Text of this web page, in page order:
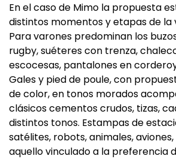
En el caso de Mimo la propuesta
distintos momentos y etapas de la
Para varones predominan los
rugby, suéteres con trenza,
escocesas, pantalones en
Gales y pied de poule, con
de color, en tonos morados
clásicos cementos crudos, tizas,
distintos tonos. Estampas de
satélites, robots, animales,
aquello vinculado a la preferencia